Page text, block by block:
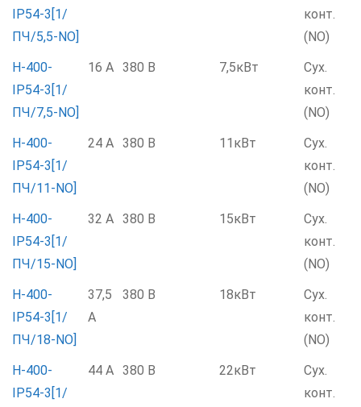
IP54-3[1/
ПЧ/5,5-NO]
конт.
(NO)
Н-400-
IP54-3[1/
ПЧ/7,5-NO]
16 А 380 В 7,5кВт
Сух.
конт.
(NO)
Н-400-
IP54-3[1/
ПЧ/11-NO]
24 А 380 В 11кВт
Сух.
конт.
(NO)
Н-400-
IP54-3[1/
ПЧ/15-NO]
32 А 380 В 15кВт
Сух.
конт.
(NO)
Н-400-
IP54-3[1/
ПЧ/18-NO]
37,5
А
380 В 18кВт
Сух.
конт.
(NO)
Н-400-
IP54-3[1/
44 А 380 В 22кВт
Сух.
конт.